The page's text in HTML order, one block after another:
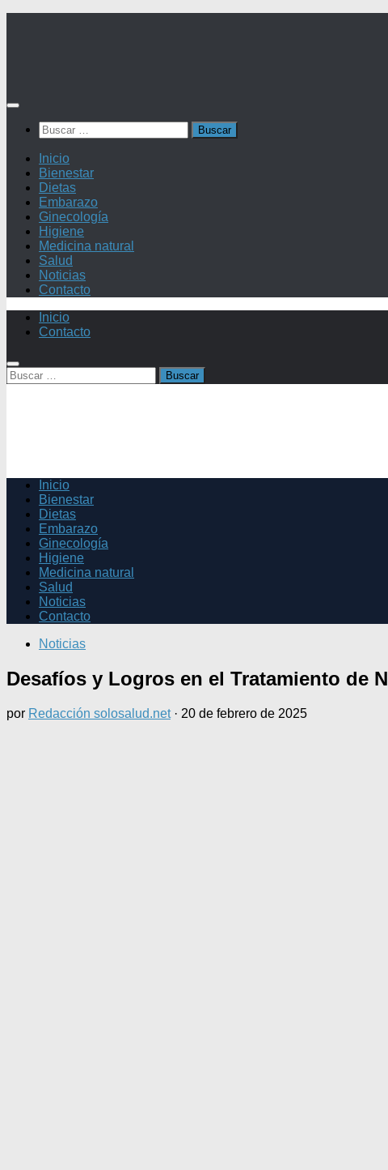
Buscar:
Inicio
Bienestar
Dietas
Embarazo
Ginecología
Higiene
Medicina natural
Salud
Noticias
Contacto
Inicio
Contacto
Buscar:
Inicio
Bienestar
Dietas
Embarazo
Ginecología
Higiene
Medicina natural
Salud
Noticias
Contacto
Noticias
Desafíos y Logros en el Tratamiento de
por Redacción solosalud.net · 20 de febrero de 2025